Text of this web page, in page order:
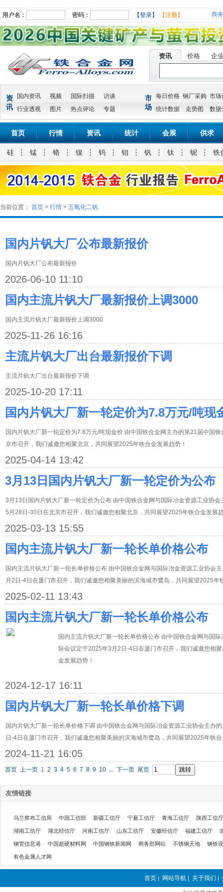
用户名： 密码： 【登录】 【注册】 商
资讯 价格 企
资
讯
国内资讯 视频 国际扫描
访谈
行业透视
图片 热点评论 专题
市
场
每日价格 钢厂采购 市场
统计数据
走势图 数据
首页 行情 资讯 统计 会展 供求
硅 锰 铬 镍 钨 钼 钒 钛 铌 铁
当前位置： 首页 > 行情 > 五氧化二钒
国内片钒大厂公布最新报价
国内片钒大厂公布最新报价
2026-06-10 11:10
国内主流片钒大厂最新报价上调3000
国内主流片钒大厂最新报价上调3000
2025-11-26 16:16
主流片钒大厂出台最新报价下调
主流片钒大厂出台最新报价下调
2025-10-20 17:11
国内片钒大厂新一轮定价为7.8万元/吨现
国内片钒大厂新一轮定价为7.8万元/吨现金价 由中国铁合金网主办的第21届中国
京市召开，我们诚邀您相聚北京，共同展望2025年铁合金发展趋势！
2025-04-14 13:42
3月13日国内片钒大厂新一轮定价为公布
3月13日国内片钒大厂新一轮定价为公布 由中国铁合金网与国际冶金资源工业协
5月28日-30日在北京市召开，我们诚邀您相聚北京，共同展望2025年铁合金发展
2025-03-13 15:55
国内主流片钒大厂新一轮长单价格公布
国内主流片钒大厂新一轮长单价格公布 由中国铁合金网与国际冶金资源工业协会
月2日-4日在厦门市召开，我们诚邀您相聚美丽的滨海城市鹭岛，共同展望2025年
2025-02-11 13:43
国内主流片钒大厂新一轮长单价格公布
国内主流片钒大厂新一轮长单价格公布 由中国铁合金网与国
际会议定于2025年3月2日-4日在厦门市召开，我们诚邀您相
金发展趋势！
2024-12-17 16:11
国内片钒大厂新一轮长单价格下调
国内片钒大厂新一轮长单价格下调 由中国铁合金网与国际冶金资源工业协会主办
日-4日在厦门市召开，我们诚邀您相聚美丽的滨海城市鹭岛，共同展望2025年铁
2024-11-21 16:05
首页 上一页 1 2 3 4 5 6 7 8 9 10 ... 下一页 尾页
友情链接
乌兰察布工信局 中国工信部 新疆工信厅 宁夏工信厅 青海工信厅 陕西工信厅
湖南工信厅 湖北经信厅 河南工信厅 山东工信厅 安徽经信厅 福建工信厅
钢管信息港 中国超硬材料网 中国钢铁新闻网 商务部网站 不锈钢天地 钢铁
有色金属人才网
首页 | 网站导航 | 关于我们 |